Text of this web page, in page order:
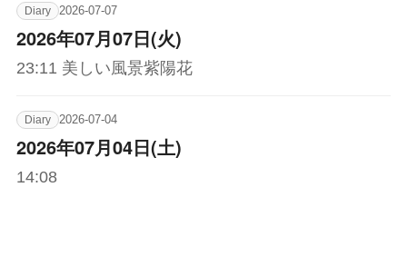
Diary 2026-07-07
2026年07月07日(火)
23:11 美しい風景紫陽花
Diary 2026-07-04
2026年07月04日(土)
14:08